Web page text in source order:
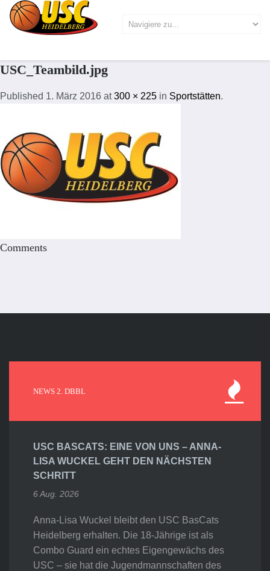
USC_Teambild.jpg
Published 1. März 2016 at300 × 225 in Sportstätten.
Comments
NEWS 2. DBBL
USC BASCATS: EINE VON UNS – ANNA-
LISA WUCKEL GEHT DEN NÄCHSTEN
SCHRITT
6 Aug. 2026
Anna-Lisa Wuckel bleibt den USC BasCats
Heidelberg erhalten. Die 18-Jährige ist als
Combo Guard ein echtes Eigengewächs des
USC – sie hat die Jugendmannschaften des